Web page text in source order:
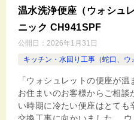
温水洗浄便座（ウォシュ
ニック CH941SPF
公開日： 2026年1月31日
キッチン・水回り工事（蛇口、ウ
「ウォシュレットの便座が
お住まいのお客様からご相談
い時期に冷たい便座はとて